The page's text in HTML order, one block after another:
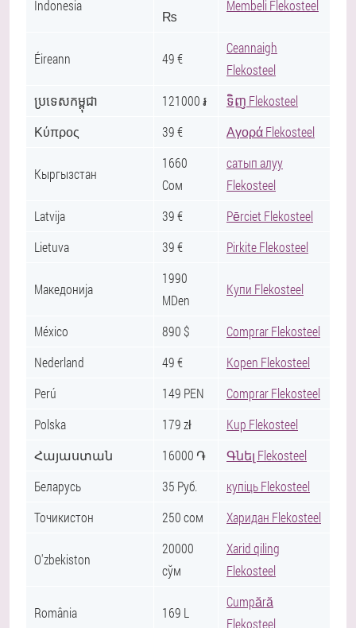
Indonesia
₨
Membeli Flekosteel
Éireann 49 €
Ceannaigh
Flekosteel
ប្រទេសកម្ពុជា
121000 ៛
ទិញ Flekosteel
Κύπρος
39 € Αγορά Flekosteel
Кыргызстан
1660
Сом
сатып алуу
Flekosteel
Latvija
39 €
Pērciet Flekosteel
Lietuva
39 € Pirkite Flekosteel
Македонија
1990
MDen
Купи Flekosteel
México 890 $
Comprar Flekosteel
Nederland
49 €
Kopen Flekosteel
Perú
149 PEN
Comprar Flekosteel
Polska
179 zł
Kup Flekosteel
Հայաստան
16000 ֏
Գնել Flekosteel
Беларусь
35 Руб.
купіць Flekosteel
Точикистон
250 сом Харидан Flekosteel
O'zbekiston
20000
сўм
Xarid qiling
Flekosteel
România 169 L
Cumpără
Flekosteel